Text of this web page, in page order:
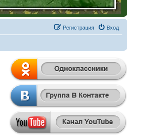
Вход
Регистрация